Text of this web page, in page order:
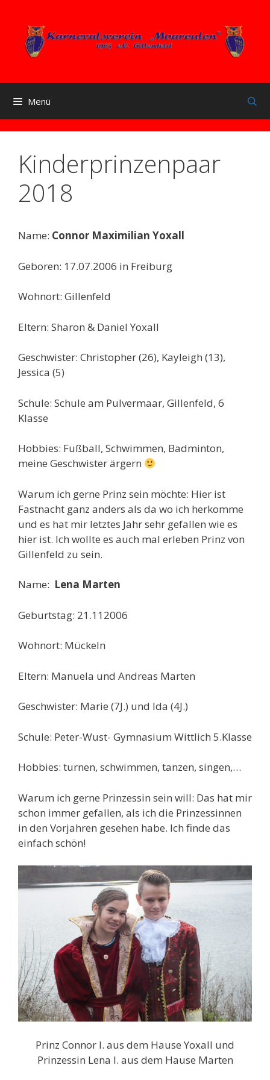
springen
Menü
Kinderprinzenpaar
2018
Name: Connor Maximilian Yoxall
Geboren: 17.07.2006 in Freiburg
Wohnort: Gillenfeld
Eltern: Sharon & Daniel Yoxall
Geschwister: Christopher (26), Kayleigh (13),
Jessica (5)
Schule: Schule am Pulvermaar, Gillenfeld, 6
Klasse
Hobbies: Fußball, Schwimmen, Badminton,
meine Geschwister ärgern
Warum ich gerne Prinz sein möchte: Hier ist
Fastnacht ganz anders als da wo ich herkomme
und es hat mir letztes Jahr sehr gefallen wie es
hier ist. Ich wollte es auch mal erleben Prinz von
Gillenfeld zu sein.
Name: Lena Marten
Geburtstag: 21.112006
Wohnort: Mückeln
Eltern: Manuela und Andreas Marten
Geschwister: Marie (7J.) und Ida (4J.)
Schule: Peter-Wust- Gymnasium Wittlich 5.Klasse
Hobbies: turnen, schwimmen, tanzen, singen,…
Warum ich gerne Prinzessin sein will: Das hat mir
schon immer gefallen, als ich die Prinzessinnen
in den Vorjahren gesehen habe. Ich finde das
einfach schön!
Prinz Connor I. aus dem Hause Yoxall und
Prinzessin Lena I. aus dem Hause Marten